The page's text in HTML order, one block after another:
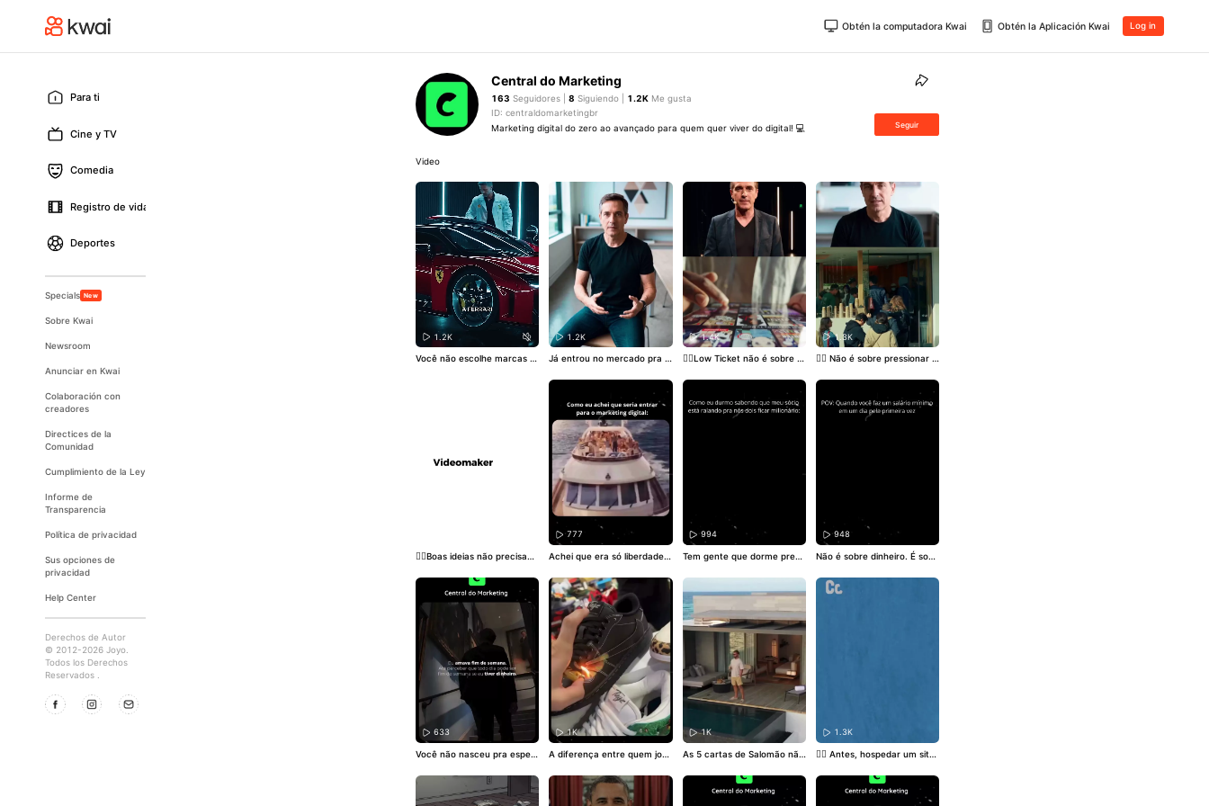
Obtén la computadora Kwai Obtén la Aplicación Kwai Log in
Para ti
Cine y TV
Comedia
Registro de vida
Deportes
Specials New
Sobre Kwai
Newsroom
Anunciar en Kwai
Colaboración con
creadores
Directices de la
Comunidad
Cumplimiento de la Ley
Informe de
Transparencia
Política de privacidad
Sus opciones de
privacidad
Help Center
Derechos de Autor
© 2012-2026 Joyo.
Todos los Derechos
Reservados .
Central do Marketing
163 Seguidores |8 Siguiendo | 1.2K Me gusta
ID: centraldomarketingbr
Marketing digital do zero ao avançado para quem quer viver do digital! 💻
Seguir
Video
1.2K
Você não escolhe marcas s
étipo, o público escolhe por
1.2K
Já entrou no mercado pra c
as coisas a mais? Isso não é
acaso. É arquitetura de deci
são. Um funil de vendas faz
o mesmo no digital: atrai, ge
ra interesse e conduz à deci
são. Sem funil, você vende
no improviso. Com funil, voc
ê cria processo e previsibilid
ade. Quer aprender a mont
ar o funil certo pro seu negó
cio? Acesse nosso blog. Link
na bio. 🔗
1.4K
👉🏼Low Ticket não é sobre v
ar volume, reduzir objeções
e transformar curiosos em c
lientes. Quando bem estrutu
rado, ele financia o crescim
1.3K
👉🏼 Não é sobre pressionar p
ntender como decisões real
mente acontecem. Quando
você domina isso, a atençã
o vem primeiro e a convers
👉🏼Boas ideias não precisam
am de alguém disposto a ex
ecutar melhor do que a méd
ia. Quem entende, aplica.🧠
#conteudo
#videomaker
tratégia
777
Achei que era só liberdade,
A realidade veio com pressã
o, risco, noites longas e deci
sões difíceis. Nem todo dia é
cruzeiro. Às vezes é tempes
tade. Mas quem aprende a
navegar… chega mais longe
do que quem só sonha com
a festa. 🚢🌊🔥
#MarketingDi
gital #desafio #escala
994
Tem gente que dorme preoc
e tranquila. E tem quem dur
ma assim, porque sabe que
escolheu o parceiro certo pr
a construir algo grande. Con
fiança, visão e trabalho bem
dividido. O resto é consequê
ncia. 😴🚀💸#MarketingDigi
#Sucesso #Ambição
948
Não é sobre dinheiro. É sobr
você consegue. E depois dis
so… nada mais é impossível.
633
Você não nasceu pra esper
onstruir uma vida que faça
sentido todos os dias. O co
meço é decisão. O resto é c
1K
A diferença entre quem jog
produto.🧠 Marketing, marc
a e estratégia fiscal não viv
em separados. Algumas em
1K
As 5 cartas de Salomão não
s… São alertas, conselhos e
verdades que atravessam s
éculos e ainda fazem sentid
1.3K
👉🏼 Antes, hospedar um site
ça. Com o Atlas Hosting, tud
o muda! Rápido, seguro e tã
o intuitivo que você coloca